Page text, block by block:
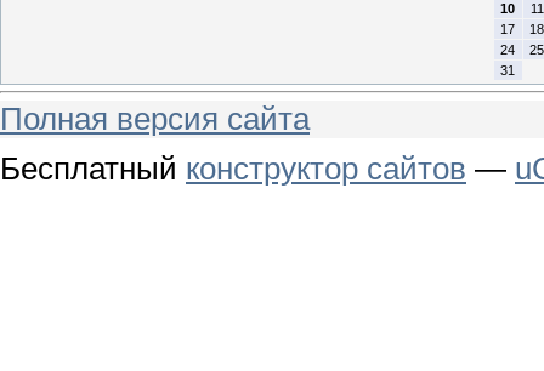
10
11
17
18
24
25
31
Полная версия сайта
Бесплатный конструктор сайтов —